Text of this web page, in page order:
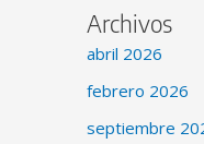
Archivos
abril 2026
febrero 2026
septiembre